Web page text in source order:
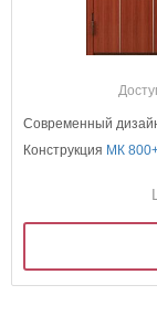
Современный
Конструкция МК